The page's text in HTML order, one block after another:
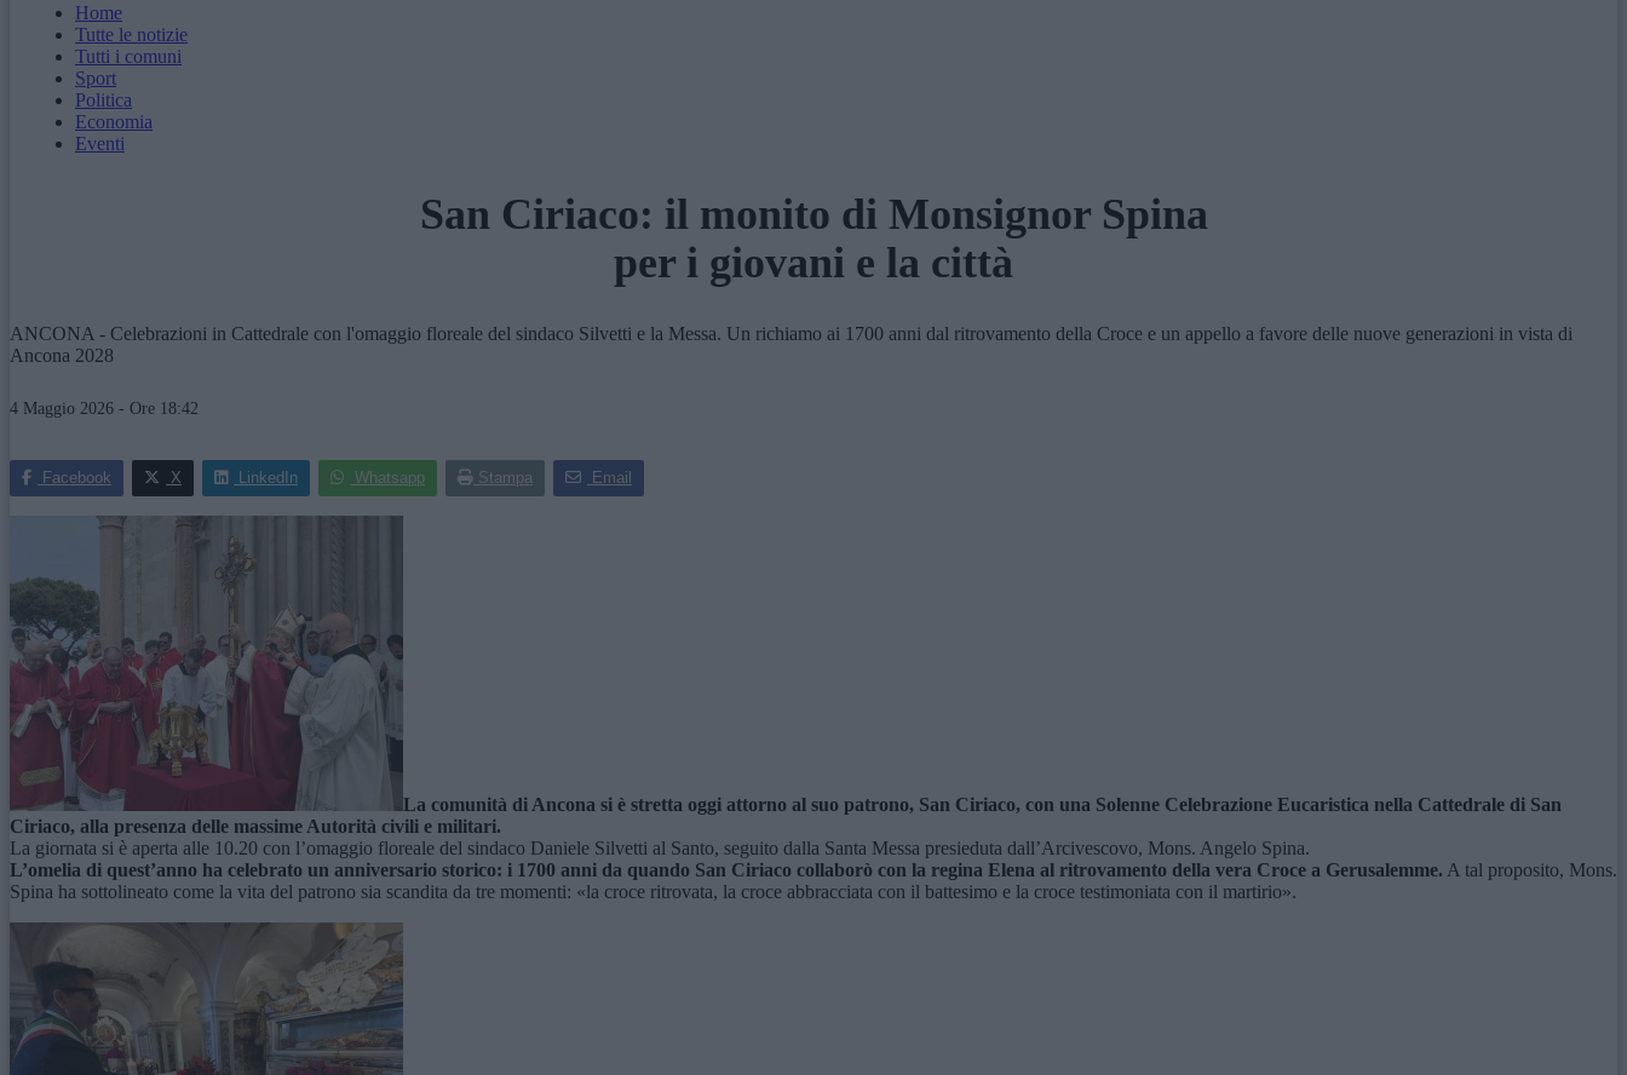
Home
Tutte le notizie
Tutti i comuni
Sport
Politica
Economia
Eventi
San Ciriaco: il monito di Monsignor Spina
per i giovani e la città
ANCONA - Celebrazioni in Cattedrale con l'omaggio floreale del sindaco Silvetti e la Messa. Un richiamo ai 1700 anni dal ritrovamento della Croce e un appello a favore delle nuove generazioni in vista di
Ancona 2028
4 Maggio 2026 - Ore 18:42
Facebook X LinkedIn Whatsapp Stampa Email
La comunità di Ancona si è stretta oggi attorno al suo patrono, San Ciriaco, con una Solenne Celebrazione Eucaristica nella Cattedrale di San
Ciriaco, alla presenza delle massime Autorità civili e militari.
La giornata si è aperta alle 10.20 con l’omaggio floreale del sindaco Daniele Silvetti al Santo, seguito dalla Santa Messa presieduta dall’Arcivescovo, Mons. Angelo Spina.
L’omelia di quest’anno ha celebrato un anniversario storico: i 1700 anni da quando San Ciriaco collaborò con la regina Elena al ritrovamento della vera Croce a Gerusalemme. A tal proposito, Mons.
Spina ha sottolineato come la vita del patrono sia scandita da tre momenti: «la croce ritrovata, la croce abbracciata con il battesimo e la croce testimoniata con il martirio».